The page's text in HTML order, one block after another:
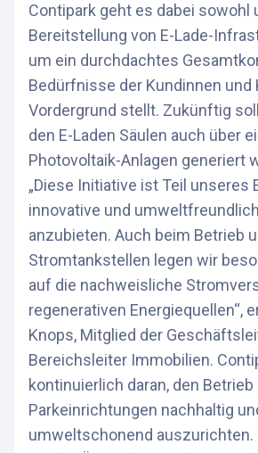
Contipark geht es dabei sowohl
Bereitstellung von E-Lade-
um ein durchdachtes
Bedürfnisse der Kundinnen und
Vordergrund stellt. Zukünftig
den E-Laden Säulen auch über
Photovoltaik-Anlagen generiert
„Diese Initiative ist Teil unseres
innovative und
anzubieten. Auch beim Betrieb
Stromtankstellen legen wir
auf die nachweisliche
regenerativen Energiequellen“,
Knops, Mitglied der
Bereichsleiter Immobilien.
kontinuierlich daran, den Betrieb
Parkeinrichtungen nachhaltig
umweltschonend auszurichten.